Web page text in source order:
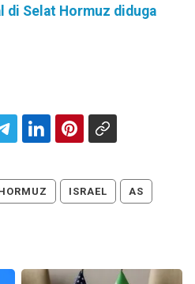
di Selat Hormuz diduga
ISRAEL AS